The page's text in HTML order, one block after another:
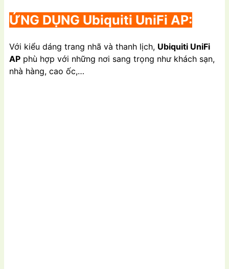
ỨNG DỤNG Ubiquiti UniFi AP:
Với kiểu dáng trang nhã và thanh lịch, Ubiquiti UniFi
AP phù hợp với những nơi sang trọng như khách sạn,
nhà hàng, cao ốc,…